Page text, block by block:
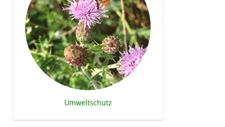
Umweltschutz